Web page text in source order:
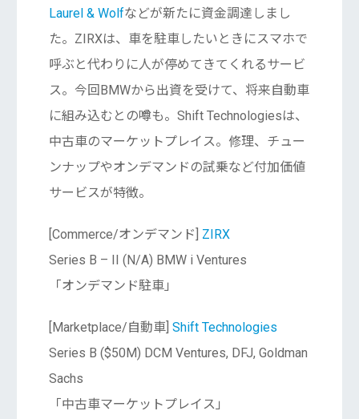
Laurel & Wolfなどが新たに資金調達しまし
た。ZIRXは、車を駐車したいときにスマホで
呼ぶと代わりに人が停めてきてくれるサービ
ス。今回BMWから出資を受けて、将来自動車
に組み込むとの噂も。Shift Technologiesは、
中古車のマーケットプレイス。修理、チュー
ンナップやオンデマンドの試乗など付加価値
サービスが特徴。
[Commerce/オンデマンド] ZIRX
Series B – II (N/A) BMW i Ventures
「オンデマンド駐車」
[Marketplace/自動車] Shift Technologies
Series B ($50M) DCM Ventures, DFJ, Goldman
Sachs
「中古車マーケットプレイス」